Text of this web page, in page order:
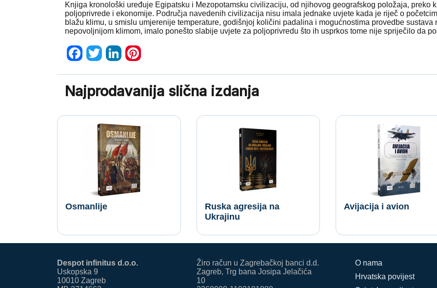
Knjiga kronološki uređuje Egipatsku i Mezopotamsku civilizaciju, od njihovog geografskog položaja, preko
poljoprivrede i ekonomije. Područja navedenih civilizacija nisu imala jednake uvjete kada je riječ o
blažu klimu, u smislu umjerenije temperature, godišnjoj količini padalina i mogućnostima provedbe
nepovoljnijom klimom, imalo ponešto slabije uvjete za poljoprivredu što ih usprkos tome nije spriječilo da
Najprodavanija slična izdanja
Osmanlije
Ruska agresija na
Ukrajinu
Avijacija i avion
Despot infinitus d.o.o.
Uskopska 9
10010 Zagreb
Žiro račun u Zagrebačkoj banci d.d.
Zagreb, Trg bana Josipa Jelačića
10
O nama
Hrvatska povijest